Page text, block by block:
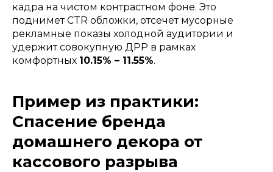
кадра на чистом контрастном фоне. Это
поднимет CTR обложки, отсечет мусорные
рекламные показы холодной аудитории и
удержит совокупную ДРР в рамках
комфортных 10.15% – 11.55%.
Пример из практики:
Спасение бренда
домашнего декора от
кассового разрыва